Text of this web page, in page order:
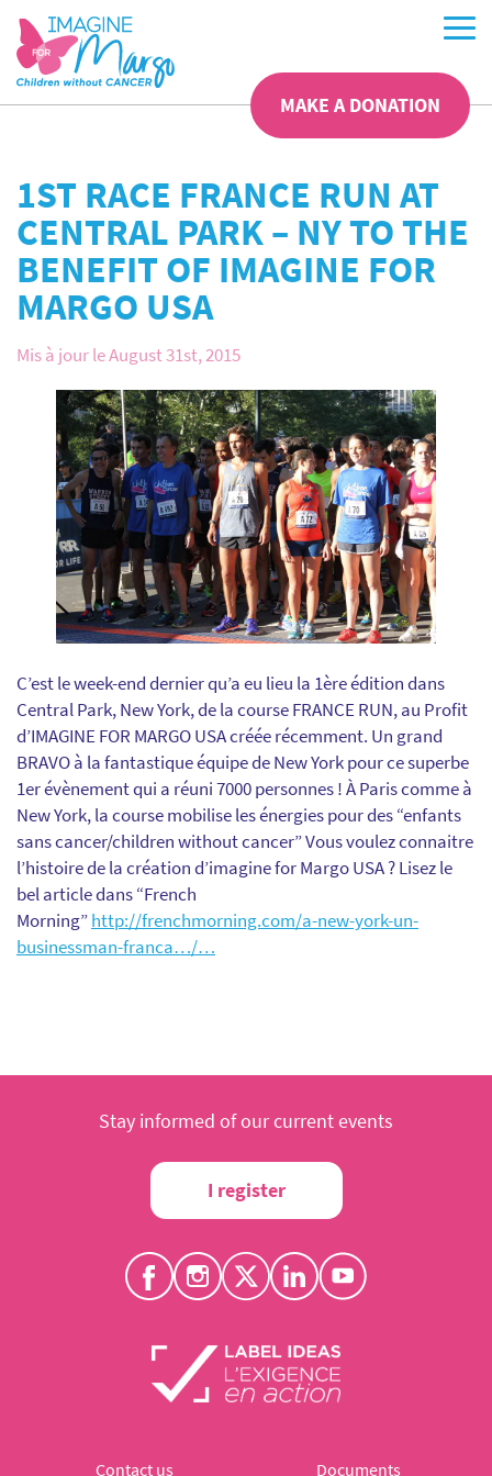
MAKE A DONATION
1ST RACE FRANCE RUN AT
CENTRAL PARK – NY TO THE
BENEFIT OF IMAGINE FOR
MARGO USA
Mis à jour le August 31st, 2015
C’est le week-end dernier qu’a eu lieu la 1ère édition dans
Central Park, New York, de la course FRANCE RUN, au Profit
d’IMAGINE FOR MARGO USA créée récemment. Un grand
BRAVO à la fantastique équipe de New York pour ce superbe
1er évènement qui a réuni 7000 personnes ! À Paris comme à
New York, la course mobilise les énergies pour des “enfants
sans cancer/children without cancer” Vous voulez connaitre
l’histoire de la création d’imagine for Margo USA ? Lisez le
bel article dans “French
Morning”http://frenchmorning.com/a-new-york-un-
businessman-franca…/…
Stay informed of our current events
I register
Contact us Documents